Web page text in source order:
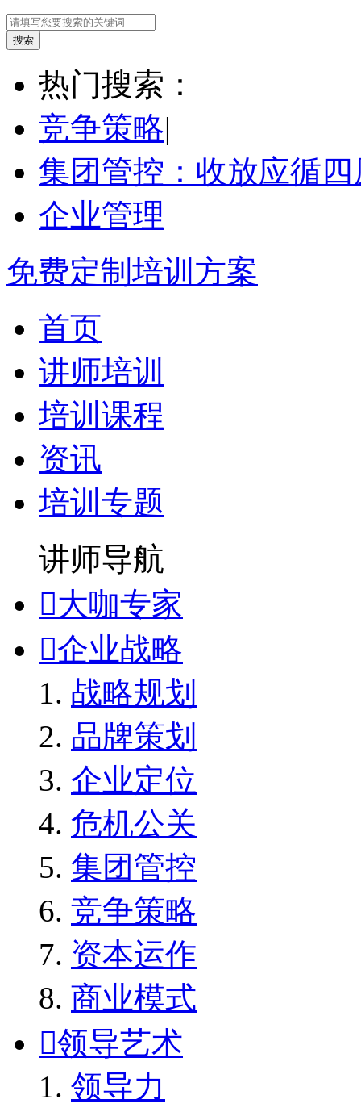
热门搜索：
竞争策略|
集团管控：收放应循四
企业管理
免费定制培训方案
首页
讲师培训
培训课程
资讯
培训专题
讲师导航
大咖专家
企业战略
战略规划
品牌策划
企业定位
危机公关
集团管控
竞争策略
资本运作
商业模式
领导艺术
领导力